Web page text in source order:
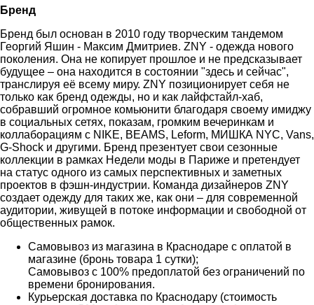
Бренд
Бренд был основан в 2010 году творческим тандемом
Георгий Яшин - Максим Дмитриев. ZNY - одежда нового
поколения. Она не копирует прошлое и не предсказывает
будущее – она находится в состоянии "здесь и сейчас",
транслируя её всему миру. ZNY позиционирует себя не
только как бренд одежды, но и как лайфстайл-хаб,
собравший огромное комьюнити благодаря своему имиджу
в социальных сетях, показам, громким вечеринкам и
коллаборациям с NIKE, BEAMS, Leform, МИШКА NYC, Vans,
G-Shock и другими. Бренд презентует свои сезонные
коллекции в рамках Недели моды в Париже и претендует
на статус одного из самых перспективных и заметных
проектов в фэшн-индустрии. Команда дизайнеров ZNY
создает одежду для таких же, как они – для современной
аудитории, живущей в потоке информации и свободной от
общественных рамок.
Самовывоз из магазина в Краснодаре с оплатой в
магазине (бронь товара 1 сутки);
Самовывоз с 100% предоплатой без ограничений по
времени бронирования.
Курьерская доставка по Краснодару (стоимость